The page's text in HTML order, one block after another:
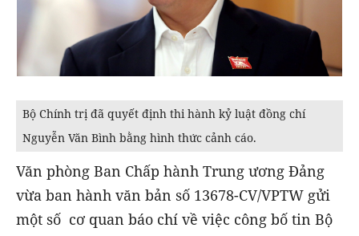
Bộ Chính trị đã quyết định thi hành kỷ luật đồng chí
Nguyễn Văn Bình bằng hình thức cảnh cáo.
Văn phòng Ban Chấp hành Trung ương Đảng
vừa ban hành văn bản số 13678-CV/VPTW gửi
một số cơ quan báo chí về việc công bố tin Bộ